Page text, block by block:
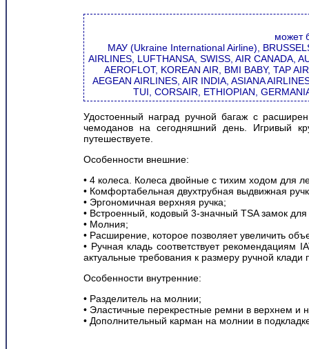
может
МАУ (Ukraine International Airline),
AIRLINES, LUFTHANSA, SWISS, AIR CANADA,
AEROFLOT, KOREAN AIR, BMI BABY, TAP
AEGEAN AIRLINES, AIR INDIA, ASIANA
TUI, CORSAIR, ETHIOPIAN,
Удостоенный наград ручной багаж с
чемоданов на сегодняшний день. Игривый
путешествуете.
Особенности внешние:
• 4 колеса. Колеса двойные с тихим ходом для
• Комфортабельная двухтрубная выдвижная
• Эргономичная верхняя ручка;
• Встроенный, кодовый 3-значный TSA замок
• Молния;
• Расширение, которое позволяет увеличить
• Ручная кладь соответствует
актуальные требования к размеру ручной клади
Особенности внутренние:
• Разделитель на молнии;
• Эластичные перекрестные ремни в верхнем и
• Дополнительный карман на молнии в